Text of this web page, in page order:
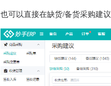
也可以直接在缺货/备货采购建